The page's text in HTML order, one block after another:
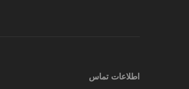
اطلاعات تماس